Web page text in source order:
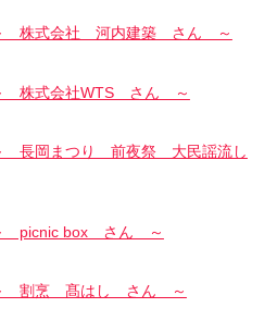
～ 株式会社 河内建築 さん ～
株式会社WTS さん ～
長岡まつり 前夜祭 大民謡流し
～ picnic box さん ～
～ 割烹 髙はし さん ～